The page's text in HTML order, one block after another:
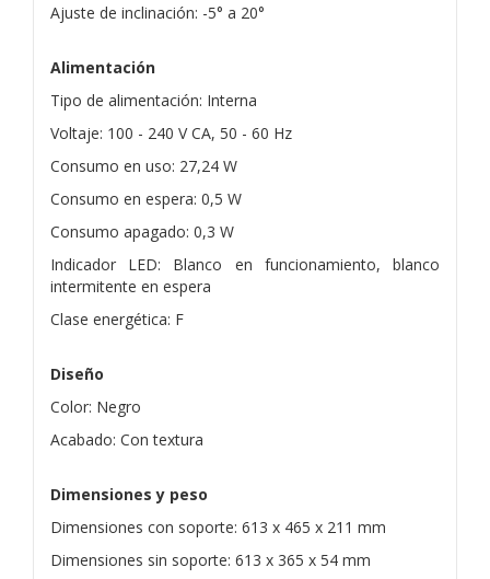
Ajuste de inclinación: -5° a 20°
Alimentación
Tipo de alimentación: Interna
Voltaje: 100 - 240 V CA, 50 - 60 Hz
Consumo en uso: 27,24 W
Consumo en espera: 0,5 W
Consumo apagado: 0,3 W
Indicador LED: Blanco en funcionamiento, blanco
intermitente en espera
Clase energética: F
Diseño
Color: Negro
Acabado: Con textura
Dimensiones y peso
Dimensiones con soporte: 613 x 465 x 211 mm
Dimensiones sin soporte: 613 x 365 x 54 mm